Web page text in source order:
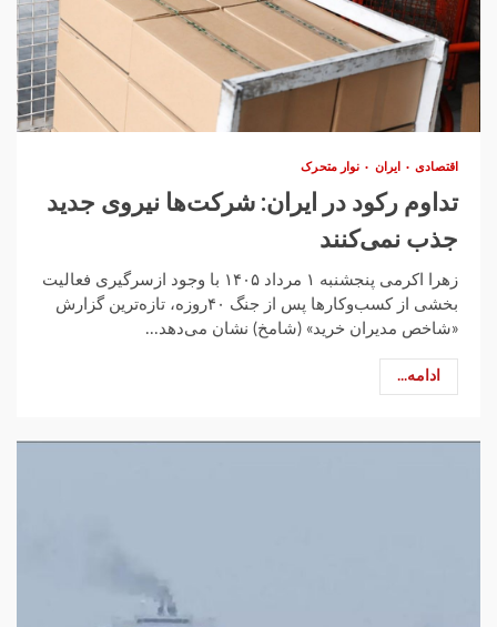
اقتصادی ایران نوار متحرک
تداوم رکود در ایران: شرکت‌ها نیروی جدید
جذب نمی‌کنند
زهرا اکرمی پنجشنبه ۱ مرداد ۱۴۰۵ با وجود ازسرگیری فعالیت
بخشی از کسب‌وکارها پس از جنگ ۴۰روزه، تازه‌ترین گزارش
«شاخص مدیران خرید» (شامخ) نشان می‌دهد...
ادامه...